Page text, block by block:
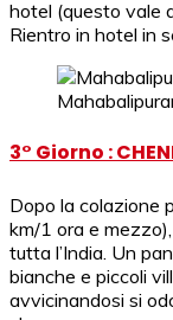
hotel (questo vale
Rientro in hotel in
3° Giorno :
Dopo la colazione
km/1 ora e
tutta l’India. Un
bianche e piccoli
avvicinandosi si